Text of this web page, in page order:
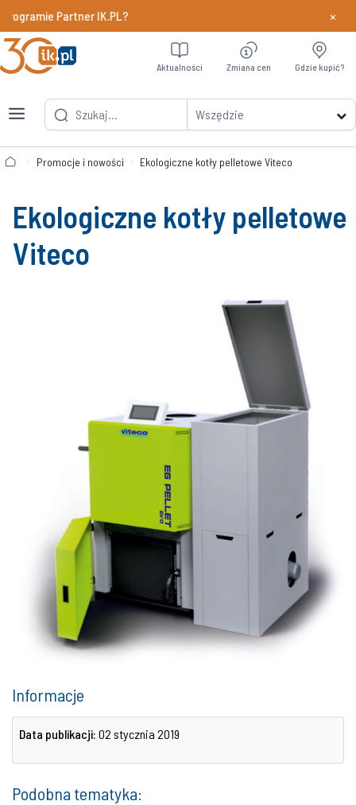
Partner IK.PL? Dowiedz
×
Wszędzie
Aktualności Zmiana cen Gdzie kupić?
Promocje i nowości Ekologiczne kotły pelletowe Viteco
Ekologiczne kotły pelletowe
Viteco
Informacje
Data publikacji: 02 stycznia 2019
Podobna tematyka: